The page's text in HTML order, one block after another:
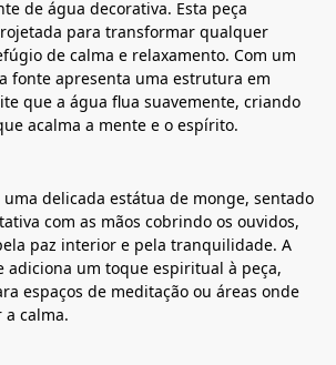
de água decorativa. Esta peça
para transformar qualquer
de calma e relaxamento. Com um
fonte apresenta uma estrutura em
que a água flua suavemente, criando
acalma a mente e o espírito.
delicada estátua de monge, sentado
com as mãos cobrindo os ouvidos,
paz interior e pela tranquilidade. A
adiciona um toque espiritual à peça,
espaços de meditação ou áreas onde
a calma.